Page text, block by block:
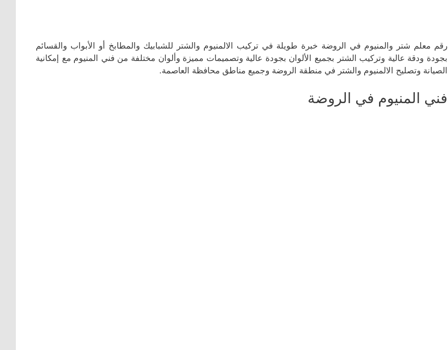
رقم معلم شتر والمنيوم في الروضة خبرة طويلة في تركيب الالمنيوم والشتر للشبابيك والمطابخ أو الأبواب والقسائم
بجودة ودقة عالية وتركيب الشتر بجميع الألوان بجودة عالية وتصميمات مميزة وألوان مختلفة من فني المنيوم مع إمكانية
الصيانة وتصليح الالمنيوم والشتر في منطقة الروضة وجميع مناطق محافظة العاصمة.
فني المنيوم في الروضة